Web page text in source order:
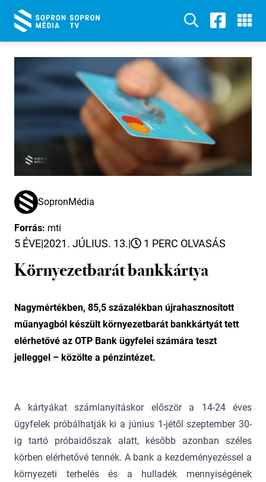
SopronMédia
Forrás: mti
5 ÉVE|2021. JÚLIUS. 13.| 1 PERC OLVASÁS
Környezetbarát bankkártya
Nagymértékben, 85,5 százalékban újrahasznosított
műanyagból készült környezetbarát bankkártyát tett
elérhetővé az OTP Bank ügyfelei számára teszt
jelleggel – közölte a pénzintézet.
A kártyákat számlanyitáskor először a 14-24 éves
ügyfelek próbálhatják ki a június 1-jétől szeptember 30-
ig tartó próbaidőszak alatt, később azonban széles
körben elérhetővé tennék. A bank a kezdeményezéssel a
környezeti terhelés és a hulladék mennyiségének